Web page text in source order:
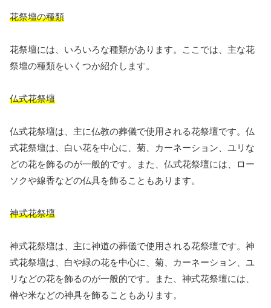
花祭壇の種類
花祭壇には、いろいろな種類があります。ここでは、主な花
祭壇の種類をいくつか紹介します。
仏式花祭壇
仏式花祭壇は、主に仏教の葬儀で使用される花祭壇です。仏
式花祭壇は、白い花を中心に、菊、カーネーション、ユリな
どの花を飾るのが一般的です。また、仏式花祭壇には、ロー
ソクや線香などの仏具を飾ることもあります。
神式花祭壇
神式花祭壇は、主に神道の葬儀で使用される花祭壇です。神
式花祭壇は、白や緑の花を中心に、菊、カーネーション、ユ
リなどの花を飾るのが一般的です。また、神式花祭壇には、
榊や米などの神具を飾ることもあります。